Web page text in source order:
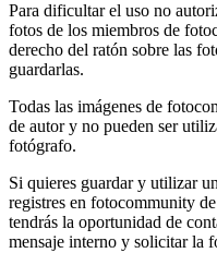
Para dificultar el uso no
fotos de los miembros de
derecho del ratón sobre las
guardarlas.
Todas las imágenes de
de autor y no pueden ser
fotógrafo.
Si quieres guardar y utilizar
registres en fotocommunity
tendrás la oportunidad de
mensaje interno y solicitar la